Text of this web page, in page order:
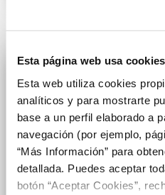
Esta página web usa cookies
Esta web utiliza cookies
analíticos y para mostrarte
base a un perfil elaborado a
navegación (por ejemplo,
“Más Información” para
detallada. Puedes aceptar
botón “Aceptar Cookies”,